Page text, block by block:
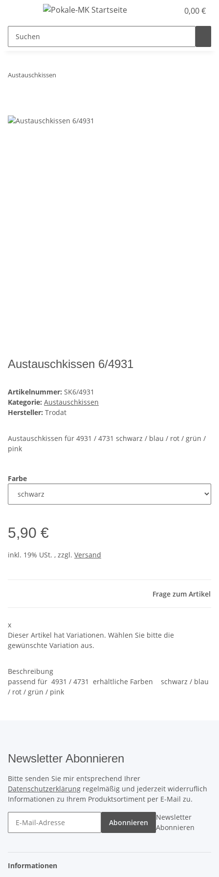
0,00 €
Austauschkissen
Austauschkissen 6/4931
Artikelnummer: SK6/4931
Kategorie: Austauschkissen
Hersteller: Trodat
Austauschkissen für 4931 / 4731 schwarz / blau / rot / grün /
pink
Farbe
5,90 €
inkl. 19% USt. , zzgl. Versand
Frage zum Artikel
x
Dieser Artikel hat Variationen. Wählen Sie bitte die
gewünschte Variation aus.
Beschreibung
passend für 4931 / 4731 erhältliche Farben schwarz / blau
/ rot / grün / pink
Newsletter Abonnieren
Bitte senden Sie mir entsprechend Ihrer
Datenschutzerklärung regelmäßig und jederzeit widerruflich
Informationen zu Ihrem Produktsortiment per E-Mail zu.
Abonnieren
Newsletter
Abonnieren
Informationen